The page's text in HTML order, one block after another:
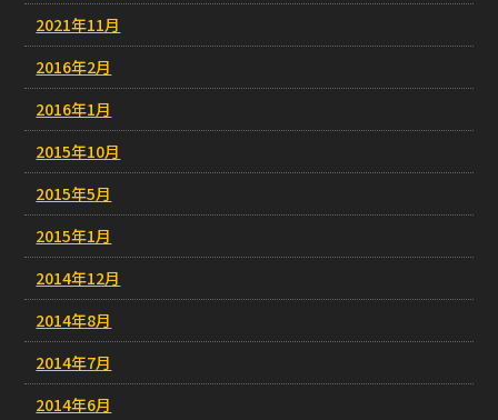
2021年11月
2016年2月
2016年1月
2015年10月
2015年5月
2015年1月
2014年12月
2014年8月
2014年7月
2014年6月